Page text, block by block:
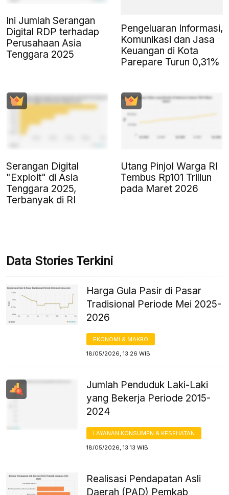
Ini Jumlah Serangan
Digital RDP terhadap
Perusahaan Asia
Tenggara 2025
Pengeluaran Informasi,
Komunikasi dan Jasa
Keuangan di Kota
Parepare Turun 0,31%
Serangan Digital
"Exploit" di Asia
Tenggara 2025,
Terbanyak di RI
Utang Pinjol Warga RI
Tembus Rp101 Triliun
pada Maret 2026
Data Stories Terkini
Harga Gula Pasir di Pasar
Tradisional Periode Mei 2025-
2026
EKONOMI & MAKRO
18/05/2026, 13:26 WIB
Jumlah Penduduk Laki-Laki
yang Bekerja Periode 2015-
2024
LAYANAN KONSUMEN & KESEHATAN
18/05/2026, 13:13 WIB
Realisasi Pendapatan Asli
Daerah (PAD) Pemkab